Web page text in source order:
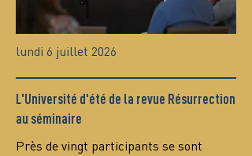
lundi 6 juillet 2026
L'Université d'été de la revue Résurrection
au séminaire
Près de vingt participants se sont